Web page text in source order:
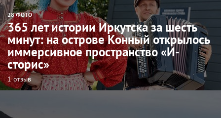
28 ФОТО
365 лет истории Иркутска за шесть
минут: на острове Конный открылось
иммерсивное пространство «И-
сторис»
1 отзыв